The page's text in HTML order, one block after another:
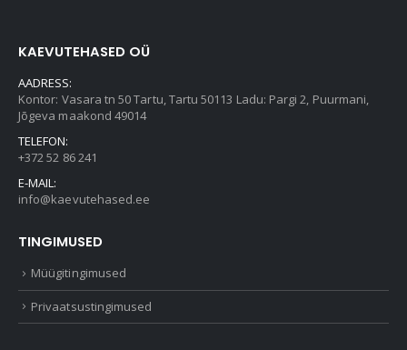
KAEVUTEHASED OÜ
AADRESS:
Kontor: Vasara tn 50 Tartu, Tartu 50113 Ladu: Pargi 2, Puurmani,
Jõgeva maakond 49014
TELEFON:
+372 52 86 241
E-MAIL:
info@kaevutehased.ee
TINGIMUSED
Müügitingimused
Privaatsustingimused